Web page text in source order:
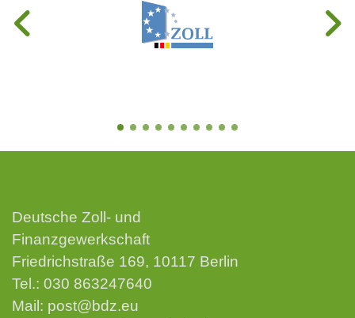
Deutsche Zoll- und
Finanzgewerkschaft
Friedrichstraße 169, 10117 Berlin
Tel.: 030 863247640
Mail: post@bdz.eu